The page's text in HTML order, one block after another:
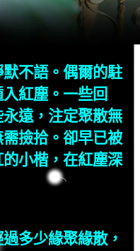
不語。偶爾的駐
紅塵。一些回
遠，注定聚散無
撿拾。卻早已被
小楷，在紅塵深
多少緣聚緣散，